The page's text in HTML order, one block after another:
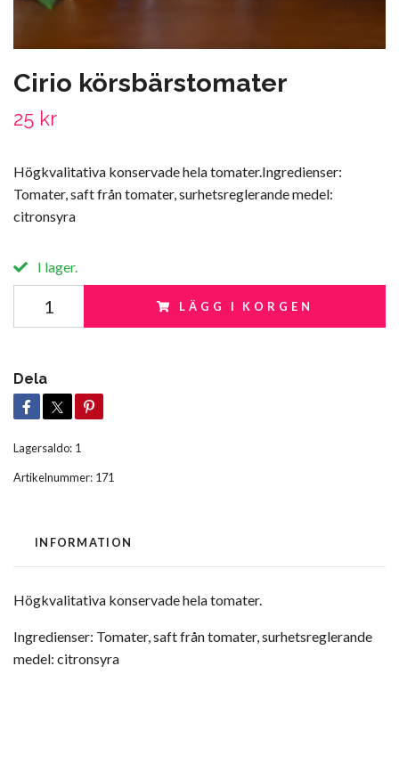
Cirio körsbärstomater
25 kr
Högkvalitativa konservade hela tomater.Ingredienser:
Tomater, saft från tomater, surhetsreglerande medel:
citronsyra
I lager.
LÄGG I KORGEN
Dela
Lagersaldo: 1
Artikelnummer: 171
INFORMATION
Högkvalitativa konservade hela tomater.
Ingredienser: Tomater, saft från tomater, surhetsreglerande
medel: citronsyra